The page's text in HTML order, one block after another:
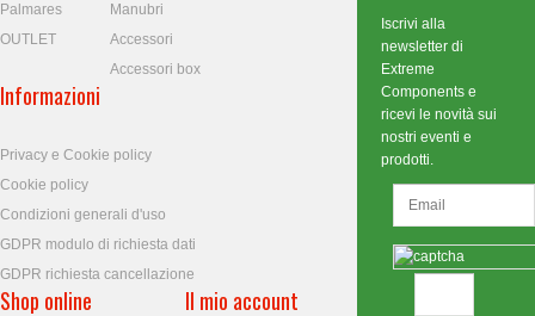
Palmares
OUTLET
Manubri
Accessori
Accessori box
Informazioni
Privacy e Cookie policy
Cookie policy
Condizioni generali d'uso
GDPR modulo di richiesta dati
GDPR richiesta cancellazione
Shop online Il mio account
Iscrivi alla
newsletter di
Extreme
Components e
ricevi le novità sui
nostri eventi e
prodotti.